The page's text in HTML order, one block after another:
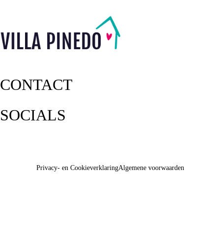
CONTACT
SOCIALS
Privacy- en CookieverklaringAlgemene voorwaarden